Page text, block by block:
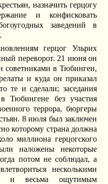
назначить герцогу
и конфисковать
заведений в
герцог Ульрих
переворот. 21 июня он
советниками в Тюбинген,
и куда он приказал
те и сделали; заседания
Тюбингене без участия
террора, бюргеры
8 июля был заключен
которому страна должна
миллиона герцогского
наложены некоторые
потом не соблюдал, а
несколькими
и весьма ощутимым